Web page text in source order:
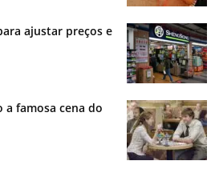
ajustar preços e
a famosa cena do